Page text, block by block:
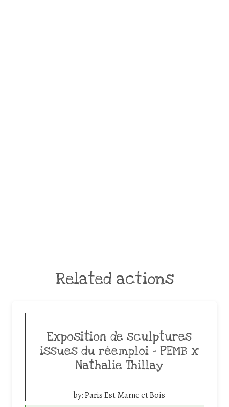
Related actions
Exposition de sculptures
issues du réemploi – PEMB x
Nathalie Thillay
by:Paris Est Marne et Bois